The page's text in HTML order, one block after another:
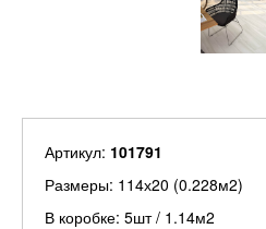
Артикул: 101791
Размеры: 114х20 (0.228м2)
В коробке: 5шт / 1.14м2